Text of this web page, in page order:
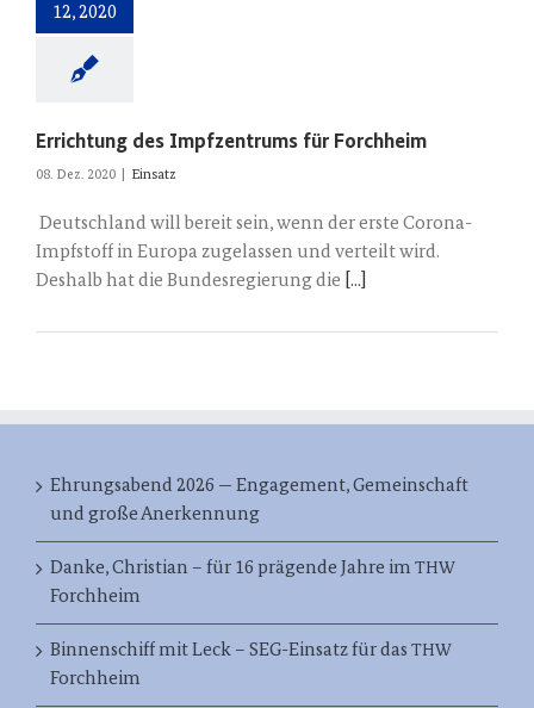
12, 2020
Errichtung des Impfzentrums für Forchheim
08. Dez. 2020 Einsatz
Deutschland will bereit sein, wenn der erste Corona-
Impfstoff in Europa zugelassen und verteilt wird.
Deshalb hat die Bundesregierung die [...]
Ehrungsabend 2026 — Engagement, Gemeinschaft
und große Anerkennung
Danke, Christian – für 16 prägende Jahre im THW
Forchheim
Binnenschiff mit Leck – SEG-Einsatz für das THW
Forchheim